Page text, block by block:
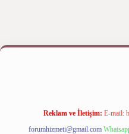
betexper bahis
Reklam ve İletişim: E-mail:
forumhizmeti@gmail.com